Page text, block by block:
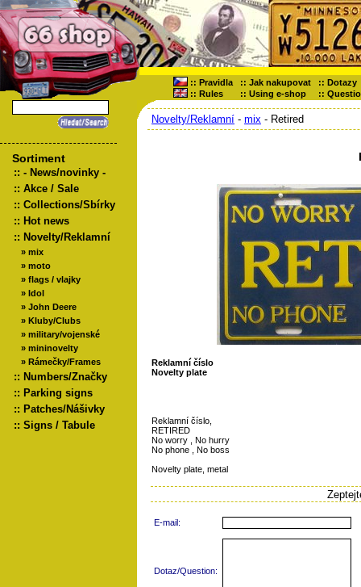
:: Pravidla :: Jak nakupovat :: Dotazy
:: Rules :: Using e-shop ::
Sortiment
:: - News/novinky -
:: Akce / Sale
:: Collections/Sbírky
:: Hot news
:: Novelty/Reklamní
» mix
» moto
» flags / vlajky
» Idol
» John Deere
» Kluby/Clubs
» military/vojenské
» mininovelty
» Rámečky/Frames
:: Numbers/Značky
:: Parking signs
:: Patches/Nášivky
:: Signs / Tabule
Novelty/Reklamní - mix - Retired
Reklamní číslo
Novelty plate
Reklamní číslo,
RETIRED
No worry , No hurry
No phone , No boss
Novelty plate, metal
E-mail:
Dotaz/Question: